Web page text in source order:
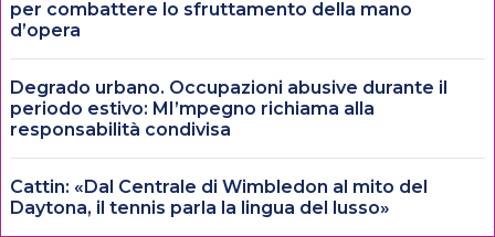
per combattere lo sfruttamento della mano
d’opera
Degrado urbano. Occupazioni abusive durante il
periodo estivo: MI’mpegno richiama alla
responsabilità condivisa
Cattin: «Dal Centrale di Wimbledon al mito del
Daytona, il tennis parla la lingua del lusso»